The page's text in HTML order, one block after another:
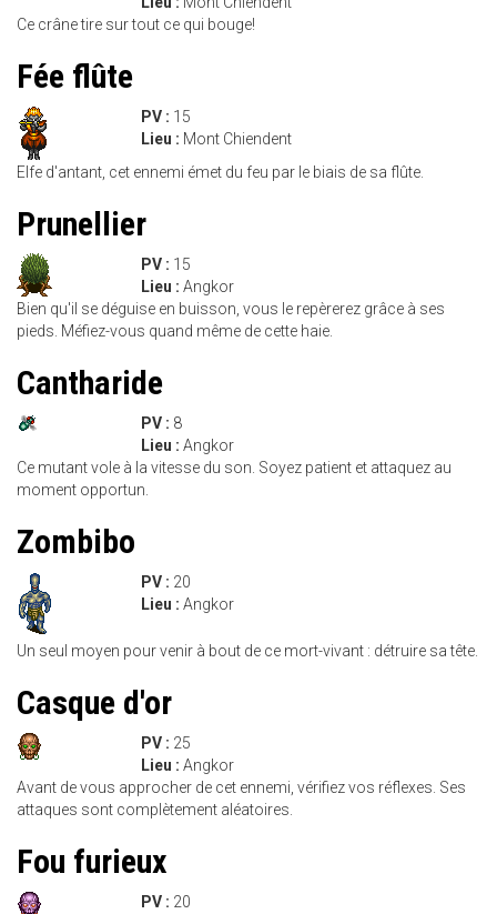
Ce crâne tire sur tout ce qui bouge!
Fée flûte
PV : 15
Lieu : Mont Chiendent
Elfe d'antant, cet ennemi émet du feu par le biais de sa flûte.
Prunellier
PV : 15
Lieu : Angkor
Bien qu'il se déguise en buisson, vous le repèrerez grâce à ses
pieds. Méfiez-vous quand même de cette haie.
Cantharide
PV : 8
Lieu : Angkor
Ce mutant vole à la vitesse du son. Soyez patient et attaquez au
moment opportun.
Zombibo
PV : 20
Lieu : Angkor
Un seul moyen pour venir à bout de ce mort-vivant : détruire sa tête.
Casque d'or
PV : 25
Lieu : Angkor
Avant de vous approcher de cet ennemi, vérifiez vos réflexes. Ses
attaques sont complètement aléatoires.
Fou furieux
PV : 20